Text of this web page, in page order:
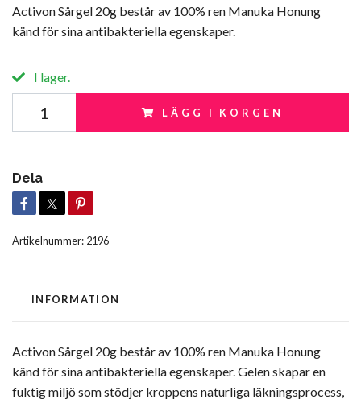
Activon Sårgel 20g består av 100% ren Manuka Honung
känd för sina antibakteriella egenskaper.
I lager.
LÄGG I KORGEN
Dela
Artikelnummer: 2196
INFORMATION
Activon Sårgel 20g består av 100% ren Manuka Honung
känd för sina antibakteriella egenskaper. Gelen skapar en
fuktig miljö som stödjer kroppens naturliga läkningsprocess,